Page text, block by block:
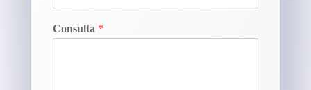
Consulta *